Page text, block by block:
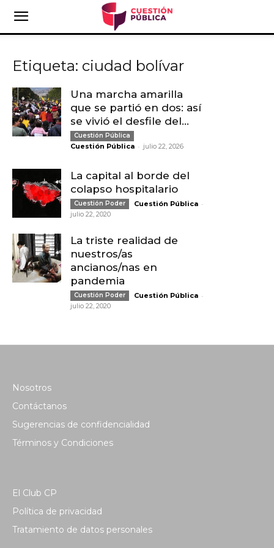
Etiqueta: ciudad bolívar
Una marcha amarilla
que se partió en dos: así
se vivió el desfile del...
Cuestión Pública
Cuestión Pública - julio 22, 2026
La capital al borde del
colapso hospitalario
Cuestión Poder Cuestión Pública -
julio 22, 2020
La triste realidad de
nuestros/as
ancianos/nas en
pandemia
Cuestión Poder Cuestión Pública -
julio 22, 2020
Nosotros
Contáctanos
Sugerencias de confidencialidad
Términos y Condiciones
El Club CP
Política de privacidad
Tratamiento de datos personales